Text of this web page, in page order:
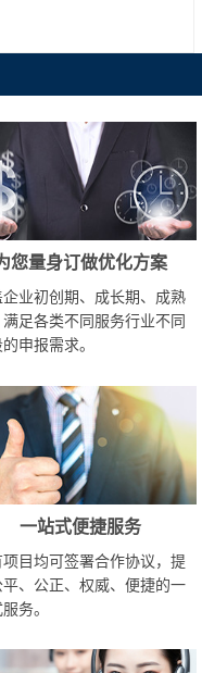
您量身订做优化方案
企业初创期、成长期、成熟
足各类不同服务行业不同
申报需求。
一站式便捷服务
项目均可签署合作协议，提
平、公正、权威、便捷的一
务。